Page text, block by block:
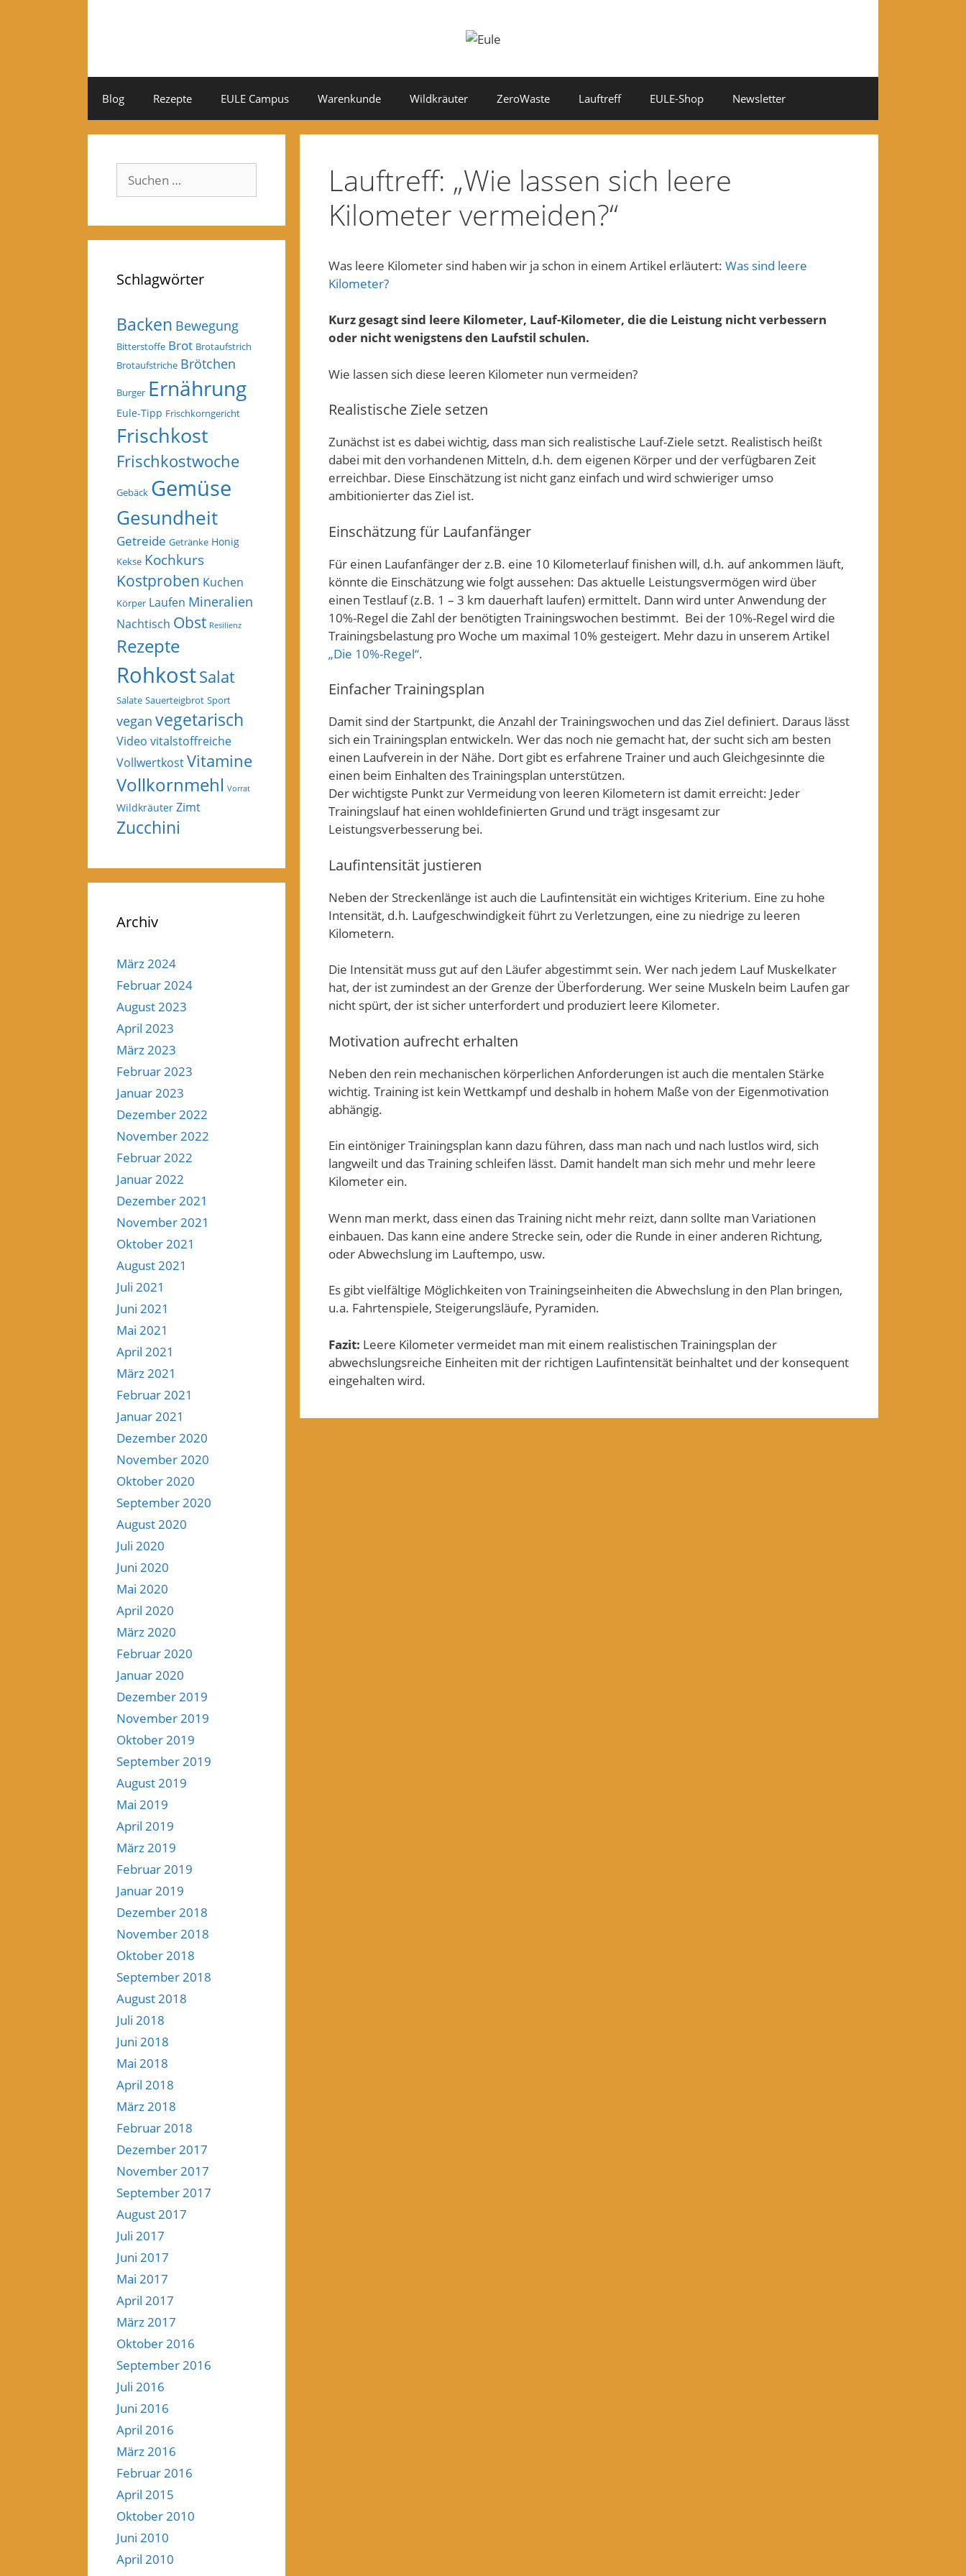
Blog Rezepte EULE Campus Warenkunde Wildkräuter ZeroWaste Lauftreff EULE-Shop Newsletter
Lauftreff: „Wie lassen sich leere
Kilometer vermeiden?“
Was leere Kilometer sind haben wir ja schon in einem Artikel erläutert: Was sind leere
Kilometer?
Kurz gesagt sind leere Kilometer, Lauf-Kilometer, die die Leistung nicht verbessern
oder nicht wenigstens den Laufstil schulen.
Wie lassen sich diese leeren Kilometer nun vermeiden?
Realistische Ziele setzen
Zunächst ist es dabei wichtig, dass man sich realistische Lauf-Ziele setzt. Realistisch heißt
dabei mit den vorhandenen Mitteln, d.h. dem eigenen Körper und der verfügbaren Zeit
erreichbar. Diese Einschätzung ist nicht ganz einfach und wird schwieriger umso
ambitionierter das Ziel ist.
Einschätzung für Laufanfänger
Für einen Laufanfänger der z.B. eine 10 Kilometerlauf finishen will, d.h. auf ankommen läuft,
könnte die Einschätzung wie folgt aussehen: Das aktuelle Leistungsvermögen wird über
einen Testlauf (z.B. 1 – 3 km dauerhaft laufen) ermittelt. Dann wird unter Anwendung der
10%-Regel die Zahl der benötigten Trainingswochen bestimmt. Bei der 10%-Regel wird die
Trainingsbelastung pro Woche um maximal 10% gesteigert. Mehr dazu in unserem Artikel
„Die 10%-Regel“.
Einfacher Trainingsplan
Damit sind der Startpunkt, die Anzahl der Trainingswochen und das Ziel definiert. Daraus lässt
sich ein Trainingsplan entwickeln. Wer das noch nie gemacht hat, der sucht sich am besten
einen Laufverein in der Nähe. Dort gibt es erfahrene Trainer und auch Gleichgesinnte die
einen beim Einhalten des Trainingsplan unterstützen.
Der wichtigste Punkt zur Vermeidung von leeren Kilometern ist damit erreicht: Jeder
Trainingslauf hat einen wohldefinierten Grund und trägt insgesamt zur
Leistungsverbesserung bei.
Laufintensität justieren
Neben der Streckenlänge ist auch die Laufintensität ein wichtiges Kriterium. Eine zu hohe
Intensität, d.h. Laufgeschwindigkeit führt zu Verletzungen, eine zu niedrige zu leeren
Kilometern.
Die Intensität muss gut auf den Läufer abgestimmt sein. Wer nach jedem Lauf Muskelkater
hat, der ist zumindest an der Grenze der Überforderung. Wer seine Muskeln beim Laufen gar
nicht spürt, der ist sicher unterfordert und produziert leere Kilometer.
Motivation aufrecht erhalten
Neben den rein mechanischen körperlichen Anforderungen ist auch die mentalen Stärke
wichtig. Training ist kein Wettkampf und deshalb in hohem Maße von der Eigenmotivation
abhängig.
Ein eintöniger Trainingsplan kann dazu führen, dass man nach und nach lustlos wird, sich
langweilt und das Training schleifen lässt. Damit handelt man sich mehr und mehr leere
Kilometer ein.
Wenn man merkt, dass einen das Training nicht mehr reizt, dann sollte man Variationen
einbauen. Das kann eine andere Strecke sein, oder die Runde in einer anderen Richtung,
oder Abwechslung im Lauftempo, usw.
Es gibt vielfältige Möglichkeiten von Trainingseinheiten die Abwechslung in den Plan bringen,
u.a. Fahrtenspiele, Steigerungsläufe, Pyramiden.
Fazit: Leere Kilometer vermeidet man mit einem realistischen Trainingsplan der
abwechslungsreiche Einheiten mit der richtigen Laufintensität beinhaltet und der konsequent
eingehalten wird.
Suchen
nach:
Schlagwörter
Backen Bewegung
Bitterstoffe Brot Brotaufstrich
Brotaufstriche Brötchen
Burger Ernährung
Eule-Tipp Frischkorngericht
Frischkost
Frischkostwoche
Gebäck Gemüse
Gesundheit
Getreide Getränke Honig
Kekse Kochkurs
Kostproben Kuchen
Körper Laufen Mineralien
Nachtisch Obst Resilienz
Rezepte
RohkostSalat
Salate Sauerteigbrot Sport
vegan vegetarisch
Video vitalstoffreiche
VollwertkostVitamine
Vollkornmehl Vorrat
Wildkräuter Zimt
Zucchini
Archiv
März 2024
Februar 2024
August 2023
April 2023
März 2023
Februar 2023
Januar 2023
Dezember 2022
November 2022
Februar 2022
Januar 2022
Dezember 2021
November 2021
Oktober 2021
August 2021
Juli 2021
Juni 2021
Mai 2021
April 2021
März 2021
Februar 2021
Januar 2021
Dezember 2020
November 2020
Oktober 2020
September 2020
August 2020
Juli 2020
Juni 2020
Mai 2020
April 2020
März 2020
Februar 2020
Januar 2020
Dezember 2019
November 2019
Oktober 2019
September 2019
August 2019
Mai 2019
April 2019
März 2019
Februar 2019
Januar 2019
Dezember 2018
November 2018
Oktober 2018
September 2018
August 2018
Juli 2018
Juni 2018
Mai 2018
April 2018
März 2018
Februar 2018
Dezember 2017
November 2017
September 2017
August 2017
Juli 2017
Juni 2017
Mai 2017
April 2017
März 2017
Oktober 2016
September 2016
Juli 2016
Juni 2016
April 2016
März 2016
Februar 2016
April 2015
Oktober 2010
Juni 2010
April 2010